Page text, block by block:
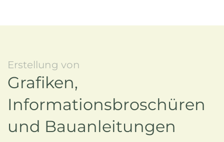
Erstellung von
Grafiken,
Informationsbroschüren
und Bauanleitungen